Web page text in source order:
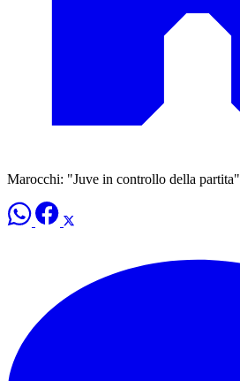
Marocchi: "Juve in controllo della partita"